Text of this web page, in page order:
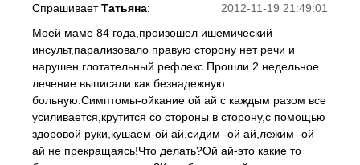
2012-11-19 21:49:01
СпрашиваетТатьяна:
Моей маме 84 года,произошел ишемический
инсульт,парализовало правую сторону нет речи и
нарушен глотательный рефлекс.Прошли 2 недельное
лечение выписали как безнадежную
больную.Симптомы-ойкание ой ай с каждым разом все
усиливается,крутится со стороны в сторону,с помощью
здоровой руки,кушаем-ой ай,сидим -ой ай,лежим -ой
ай не прекращаясь!Что делать?Ой ай-это какие то